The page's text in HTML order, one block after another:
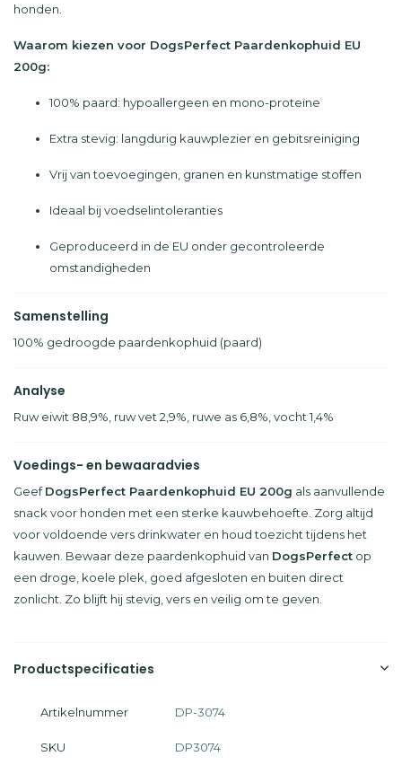
honden.
Waarom kiezen voor DogsPerfect Paardenkophuid EU
200g:
100% paard: hypoallergeen en mono-proteïne
Extra stevig: langdurig kauwplezier en gebitsreiniging
Vrij van toevoegingen, granen en kunstmatige stoffen
Ideaal bij voedselintoleranties
Geproduceerd in de EU onder gecontroleerde
omstandigheden
Samenstelling
100% gedroogde paardenkophuid (paard)
Analyse
Ruw eiwit 88,9%, ruw vet 2,9%, ruwe as 6,8%, vocht 1,4%
Voedings- en bewaaradvies
GeefDogsPerfect Paardenkophuid EU 200g als aanvullende
snack voor honden met een sterke kauwbehoefte. Zorg altijd
voor voldoende vers drinkwater en houd toezicht tijdens het
kauwen. Bewaar deze paardenkophuid van DogsPerfect op
een droge, koele plek, goed afgesloten en buiten direct
zonlicht. Zo blijft hij stevig, vers en veilig om te geven.
Productspecificaties
Artikelnummer DP-3074
SKU DP3074